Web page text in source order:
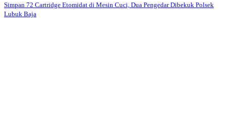
Simpan 72 Cartridge Etomidat di Mesin Cuci, Dua Pengedar Dibekuk Polsek
Lubuk Baja